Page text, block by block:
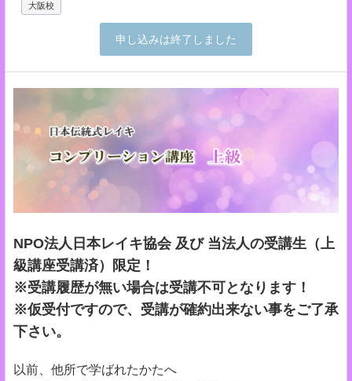
大阪校
申し込みは終了しました
NPO法人日本レイキ協会 及び 当法人の受講生（上
級講座受講済）限定！
※受講履歴が無い場合は受講不可となります！
※仮受付ですので、受講が確約出来ない事をご了承
下さい。
以前、他所で学ばれたかたへ